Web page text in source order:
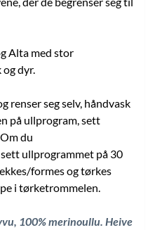
Alta med stor
dyr.
renser seg selv, håndvask
på ullprogram, sett
du
ullprogrammet på 30
formes og tørkes
i tørketrommelen.
100% merinoullu. Heive